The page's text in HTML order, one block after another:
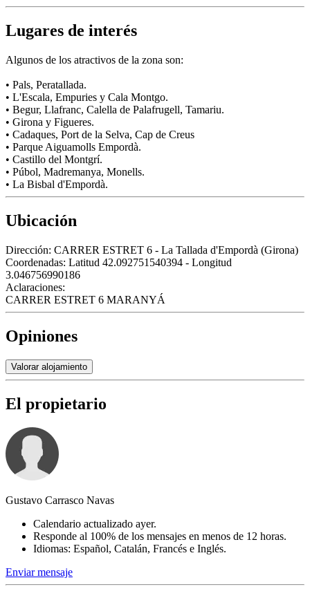
Lugares de interés
Algunos de los atractivos de la zona son:
• Pals, Peratallada.
• L'Escala, Empuries y Cala Montgo.
• Begur, Llafranc, Calella de Palafrugell, Tamariu.
• Girona y Figueres.
• Cadaques, Port de la Selva, Cap de Creus
• Parque Aiguamolls Empordà.
• Castillo del Montgrí.
• Púbol, Madremanya, Monells.
• La Bisbal d'Empordà.
Ubicación
Dirección: CARRER ESTRET 6 - La Tallada d'Empordà (Girona)
Coordenadas: Latitud 42.092751540394 - Longitud
3.046756990186
Aclaraciones:
CARRER ESTRET 6 MARANYÁ
Opiniones
Valorar alojamiento
El propietario
Gustavo Carrasco Navas
Calendario actualizado ayer.
Responde al 100% de los mensajes en menos de 12 horas.
Idiomas: Español, Catalán, Francés e Inglés.
Enviar mensaje